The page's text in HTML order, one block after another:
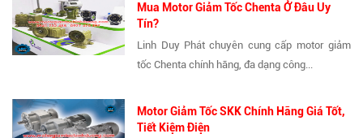
Mua Motor Giảm Tốc Chenta Ở Đâu Uy
Tín?
Linh Duy Phát chuyên cung cấp motor giảm
tốc Chenta chính hãng, đa dạng công...
Motor Giảm Tốc SKK Chính Hãng Giá Tốt,
Tiết Kiệm Điện